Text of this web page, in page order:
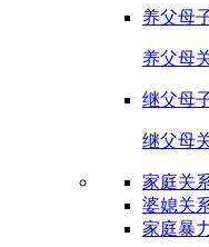
养父母
养父母
继父母
继父母
家庭关
婆媳关
家庭暴